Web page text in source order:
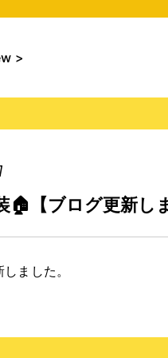
>
🏠【ブログ更新し
ました。